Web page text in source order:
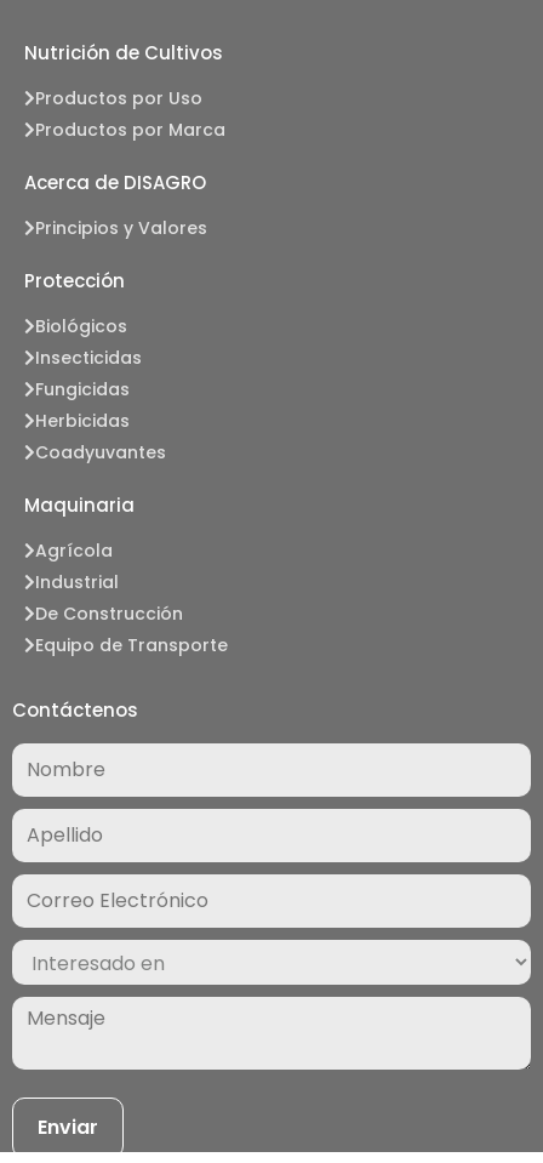
Nutrición de Cultivos
Productos por Uso
Productos por Marca
Acerca de DISAGRO
Principios y Valores
Protección
Biológicos
Insecticidas
Fungicidas
Herbicidas
Coadyuvantes
Maquinaria
Agrícola
Industrial
De Construcción
Equipo de Transporte
Contáctenos
Nombre
(Required)
Correo
Electrónico
(Required)
Interesado
en
(Required)
Mensaje
(Required)